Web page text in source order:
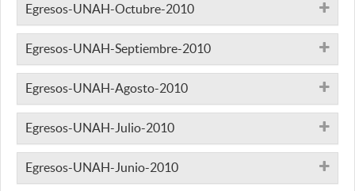
Egresos-UNAH-Octubre-2010
Egresos-UNAH-Septiembre-2010
Egresos-UNAH-Agosto-2010
Egresos-UNAH-Julio-2010
Egresos-UNAH-Junio-2010